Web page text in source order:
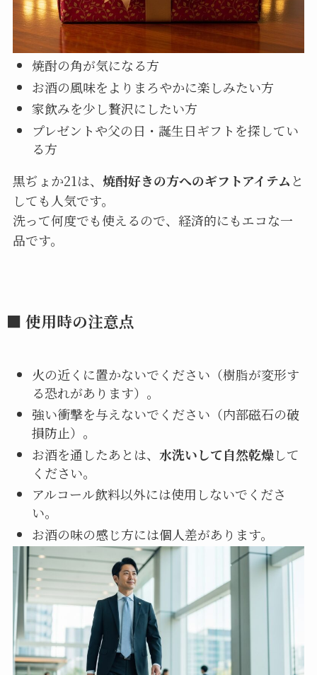
焼酎の角が気になる方
お酒の風味をよりまろやかに楽しみたい方
家飲みを少し贅沢にしたい方
プレゼントや父の日・誕生日ギフトを探してい
る方
黒ぢょか21は、 焼酎好きの方へのギフトアイテム と
しても人気です。
洗って何度でも使えるので、経済的にもエコな一
品です。
■ 使用時の注意点
火の近くに置かないでください（樹脂が変形す
る恐れがあります）。
強い衝撃を与えないでください（内部磁石の破
損防止）。
お酒を通したあとは、 水洗いして自然乾燥して
ください。
アルコール飲料以外には使用しないでくださ
い。
お酒の味の感じ方には個人差があります。